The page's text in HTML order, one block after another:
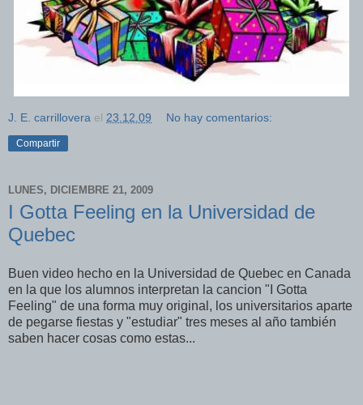
J. E. carrillovera el 23.12.09 No hay comentarios:
Compartir
LUNES, DICIEMBRE 21, 2009
I Gotta Feeling en la Universidad de
Quebec
Buen video hecho en la Universidad de Quebec en Canada
en la que los alumnos interpretan la cancion "I Gotta
Feeling" de una forma muy original, los universitarios aparte
de pegarse fiestas y "estudiar" tres meses al año también
saben hacer cosas como estas...